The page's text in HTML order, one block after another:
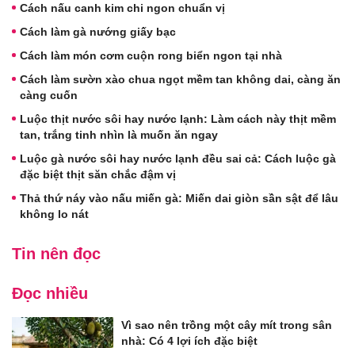
Cách nấu canh kim chi ngon chuẩn vị
Cách làm gà nướng giấy bạc
Cách làm món cơm cuộn rong biển ngon tại nhà
Cách làm sườn xào chua ngọt mềm tan không dai, càng ăn
càng cuốn
Luộc thịt nước sôi hay nước lạnh: Làm cách này thịt mềm
tan, trắng tinh nhìn là muốn ăn ngay
Luộc gà nước sôi hay nước lạnh đều sai cả: Cách luộc gà
đặc biệt thịt săn chắc đậm vị
Thả thứ náy vào nấu miến gà: Miến dai giòn sần sật để lâu
không lo nát
Tin nên đọc
Đọc nhiều
Vì sao nên trồng một cây mít trong sân
nhà: Có 4 lợi ích đặc biệt